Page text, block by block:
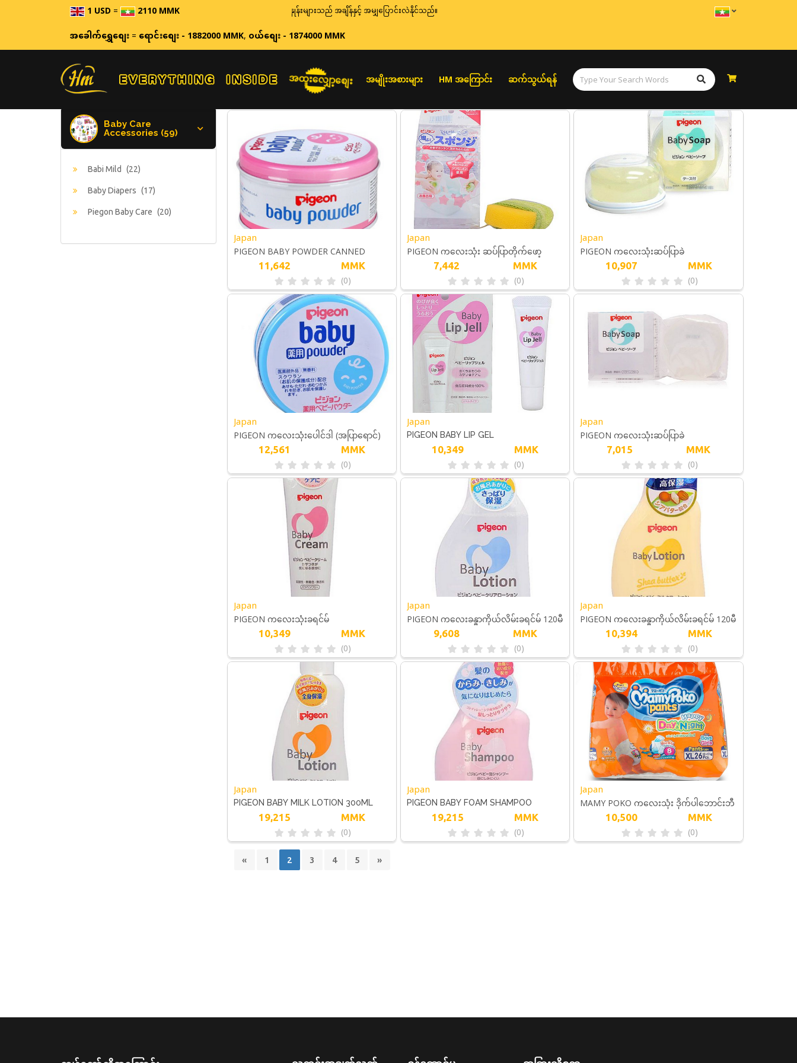
1 USD= 2110 MMK ဈေးနှုန်းများသည် အချိန်နှင့် အမျှပြောင်းလဲနိုင်သည်။
အခေါက်ရွှေစျေး=ရောင်းစျေး - 1882000 MMK,ဝယ်စျေး - 1874000 MMK
အထူးလျှော့စျေး အမျိုးအစားများ HM အကြောင်း ဆက်သွယ်ရန်
Baby Care
Accessories (59)
Babi Mild (22)
Baby Diapers (17)
Piegon Baby Care (20)
Japan
PIGEON BABY POWDER CANNED
(PINK) 150G ကလေးသုံးပေါင်ဒါ (ပန်းရောင်)
11,642 MMK
(0)
Japan
PIGEON ကလေးသုံး ဆပ်ပြာတိုက်ဖော့
7,442
MMK
(0)
Japan
PIGEON ကလေးသုံးဆပ်ပြာခဲ
10,907
MMK
(0)
Japan
PIGEON ကလေးသုံးပေါင်ဒါ (အပြာရောင်)
12,561
MMK
(0)
Japan
PIGEON BABY LIP GEL
10,349 MMK
(0)
Japan
PIGEON ကလေးသုံးဆပ်ပြာခဲ
7,015
MMK
(0)
Japan
PIGEON ကလေးသုံးခရင်မ်
10,349
MMK
(0)
Japan
PIGEON ကလေးခန္ဓာကိုယ်လိမ်းခရင်မ် 120မီ
9,608 MMK
(0)
Japan
PIGEON ကလေးခန္ဓာကိုယ်လိမ်းခရင်မ် 120မီ
10,394 MMK
(0)
Japan
PIGEON BABY MILK LOTION 300ML
19,215 MMK
(0)
Japan
PIGEON BABY FOAM SHAMPOO
FLORAL 350ML
19,215 MMK
(0)
Japan
MAMY POKO ကလေးသုံး ဒိုက်ပါဘောင်းဘီ
10,500 MMK
(0)
« 1 2 3 4 5 »